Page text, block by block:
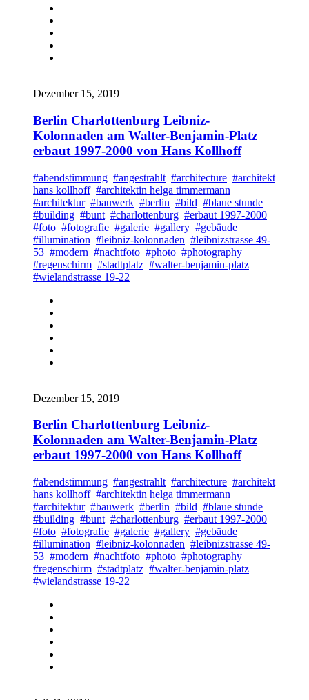
Dezember 15, 2019
Berlin Charlottenburg Leibniz-
Kolonnaden am Walter-Benjamin-Platz
erbaut 1997-2000 von Hans Kollhoff
#abendstimmung #angestrahlt #architecture #architekt
hans kollhoff #architektin helga timmermann
#architektur #bauwerk #berlin #bild #blaue stunde
#building #bunt #charlottenburg #erbaut 1997-2000
#foto #fotografie #galerie #gallery #gebäude
#illumination #leibniz-kolonnaden #leibnizstrasse 49-
53 #modern #nachtfoto #photo #photography
#regenschirm #stadtplatz #walter-benjamin-platz
#wielandstrasse 19-22
Dezember 15, 2019
Berlin Charlottenburg Leibniz-
Kolonnaden am Walter-Benjamin-Platz
erbaut 1997-2000 von Hans Kollhoff
#abendstimmung #angestrahlt #architecture #architekt
hans kollhoff #architektin helga timmermann
#architektur #bauwerk #berlin #bild #blaue stunde
#building #bunt #charlottenburg #erbaut 1997-2000
#foto #fotografie #galerie #gallery #gebäude
#illumination #leibniz-kolonnaden #leibnizstrasse 49-
53 #modern #nachtfoto #photo #photography
#regenschirm #stadtplatz #walter-benjamin-platz
#wielandstrasse 19-22